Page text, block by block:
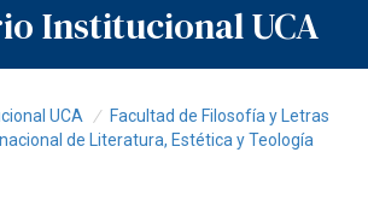
Institucional UCA
UCA
Facultad de Filosofía y Letras
de Literatura, Estética y Teología